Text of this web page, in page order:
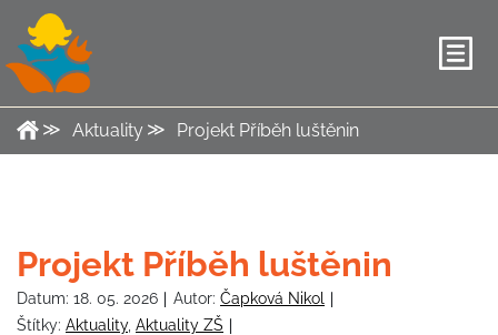
Aktuality Projekt Příběh luštěnin
Projekt Příběh luštěnin
Datum: 18. 05. 2026 Autor: Čapková Nikol
Štítky: Aktuality, Aktuality ZŠ